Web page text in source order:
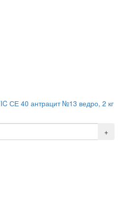
СЕ 40 антрацит №13 ведро, 2 кг
+